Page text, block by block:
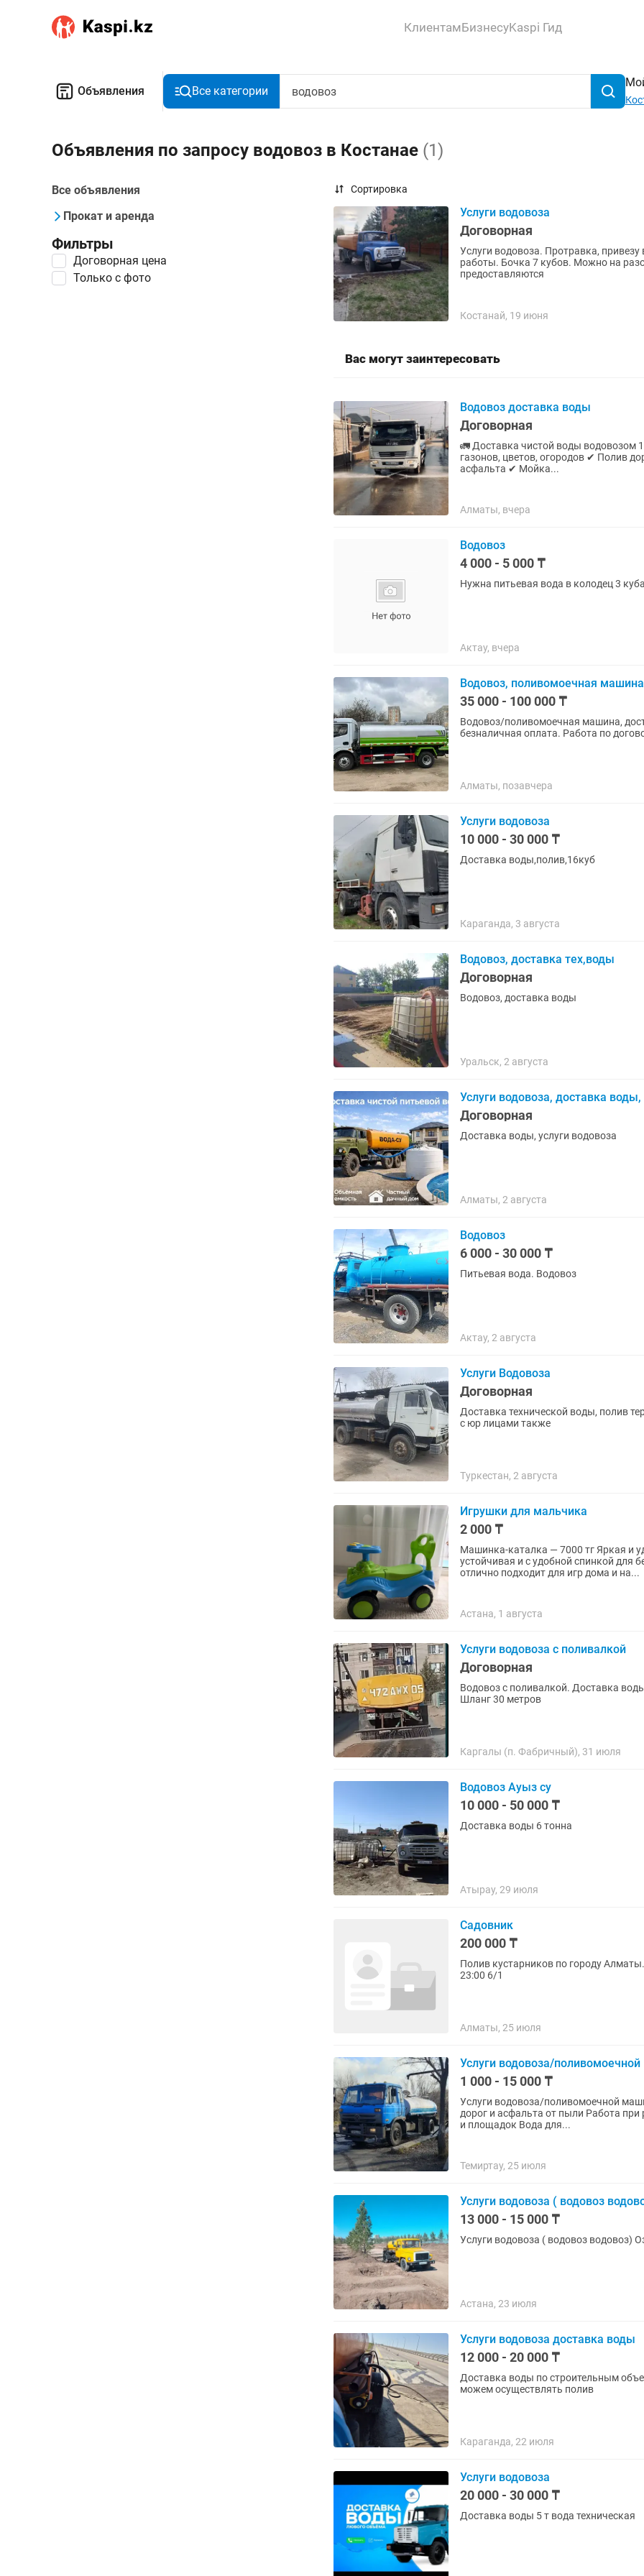
КлиентамБизнесуKaspi Гид
Объявления Все категории
Объявления по запросу водовоз в Костанае (1)
Все объявления
Прокат и аренда
Фильтры
Договорная цена
Только с фото
Сортировка
Услуги водовоза
Договорная
Услуги водовоза. Протравка,
работы. Бочка 7 кубов. Можно на
предоставляются
Костанай, 19 июня
Вас могут заинтересовать
Водовоз доставка воды
Договорная
🚛 Доставка чистой воды водовозом 10 м³ ✔
газонов, цветов, огородов ✔ Полив дорог и асфальта от пыли ✔ Работа при ремонте и укладке
асфальта ✔ Мойка...
Алматы, вчера
Водовоз
4 000 - 5 000 ₸
Нужна питьевая вода в колодец 3
Актау, вчера
Водовоз, поливомоечная машина
35 000 - 100 000 ₸
Водовоз/поливомоечная машина,
безналичная оплата. Работа по
Алматы, позавчера
Услуги водовоза
10 000 - 30 000 ₸
Доставка воды,полив,16куб
Караганда, 3 августа
Водовоз, доставка тех,воды
Договорная
Водовоз, доставка воды
Уральск, 2 августа
Услуги водовоза, доставка
Договорная
Доставка воды, услуги водовоза
Алматы, 2 августа
Водовоз
6 000 - 30 000 ₸
Питьевая вода. Водовоз
Актау, 2 августа
Услуги Водовоза
Договорная
Доставка технической воды, полив
с юр лицами также
Туркестан, 2 августа
Игрушки для мальчика
2 000 ₸
Машинка-каталка — 7000 тг Яркая и удобная машинка-каталка для малышей. Легкая,
устойчивая и с удобной спинкой для
отлично подходит для игр дома и на...
Астана, 1 августа
Услуги водовоза с поливалкой
Договорная
Водовоз с поливалкой. Доставка воды 6.5 куба. Фабричный, Шамалган Узынагаш,
Шланг 30 метров
Каргалы (п. Фабричный), 31 июля
Водовоз Ауыз су
10 000 - 50 000 ₸
Доставка воды 6 тонна
Атырау, 29 июля
Садовник
200 000 ₸
Полив кустарников по городу
23:00 6/1
Алматы, 25 июля
Услуги водовоза/
1 000 - 15 000 ₸
Услуги водовоза/поливомоечной
дорог и асфальта от пыли Работа при ремонте и укладке асфальта Мойка территорий, дворов
и площадок Вода для...
Темиртау, 25 июля
Услуги водовоза ( водовоз
13 000 - 15 000 ₸
Услуги водовоза ( водовоз водовоз)
Астана, 23 июля
Услуги водовоза доставка воды
12 000 - 20 000 ₸
Доставка воды по строительным
можем осуществлять полив
Караганда, 22 июля
Услуги водовоза
20 000 - 30 000 ₸
Доставка воды 5 т вода техническая